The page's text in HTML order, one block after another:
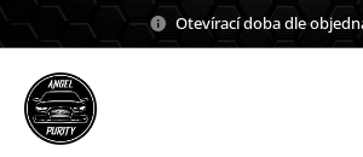
Otevírací doba dle